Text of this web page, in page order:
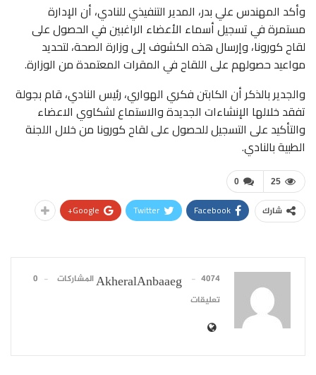
وأكد المهندس علي بدر، المدير التنفيذي للنادي، أن الإدارة
مستمرة في تسجيل أسماء الأعضاء الراغبين في الحصول على
لقاح كورونا، وإرسال هذه الكشوف إلى وزارة الصحة، لتحديد
مواعيد حصولهم على اللقاح في المقرات المعتمدة من الوزارة.
والجدير بالذكر أن الكابتن فكري الهواري، رئيس النادي، قام بجولة
تفقد خلالها الإنشاءات الجديدة والاستماع لشكاوي الاعضاء
والتأكيد على التسجيل للحصول على لقاح كورونا من خلال اللجنة
الطبية بالنادي.
0 25
شارك Facebook
Twitter
Google+
AkheralAnbaaeg 4074 المشاركات
0
تعليقات